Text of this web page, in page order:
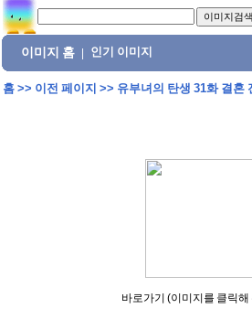
이미지 홈 인기 이미지
홈>> 이전 페이지 >> 유부녀의 탄생 31화 결혼
바로가기 (이미지를 클릭해